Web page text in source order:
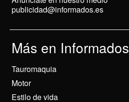
publicidad@informados.es
Más en Informados
Tauromaquia
Motor
Estilo de vida